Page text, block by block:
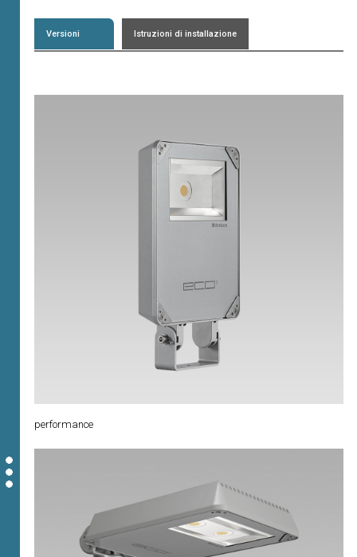
Versioni Istruzioni di installazione
performance